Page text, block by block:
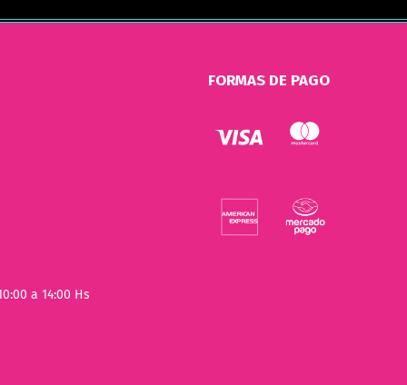
a 14:00 Hs
FORMAS DE PAGO